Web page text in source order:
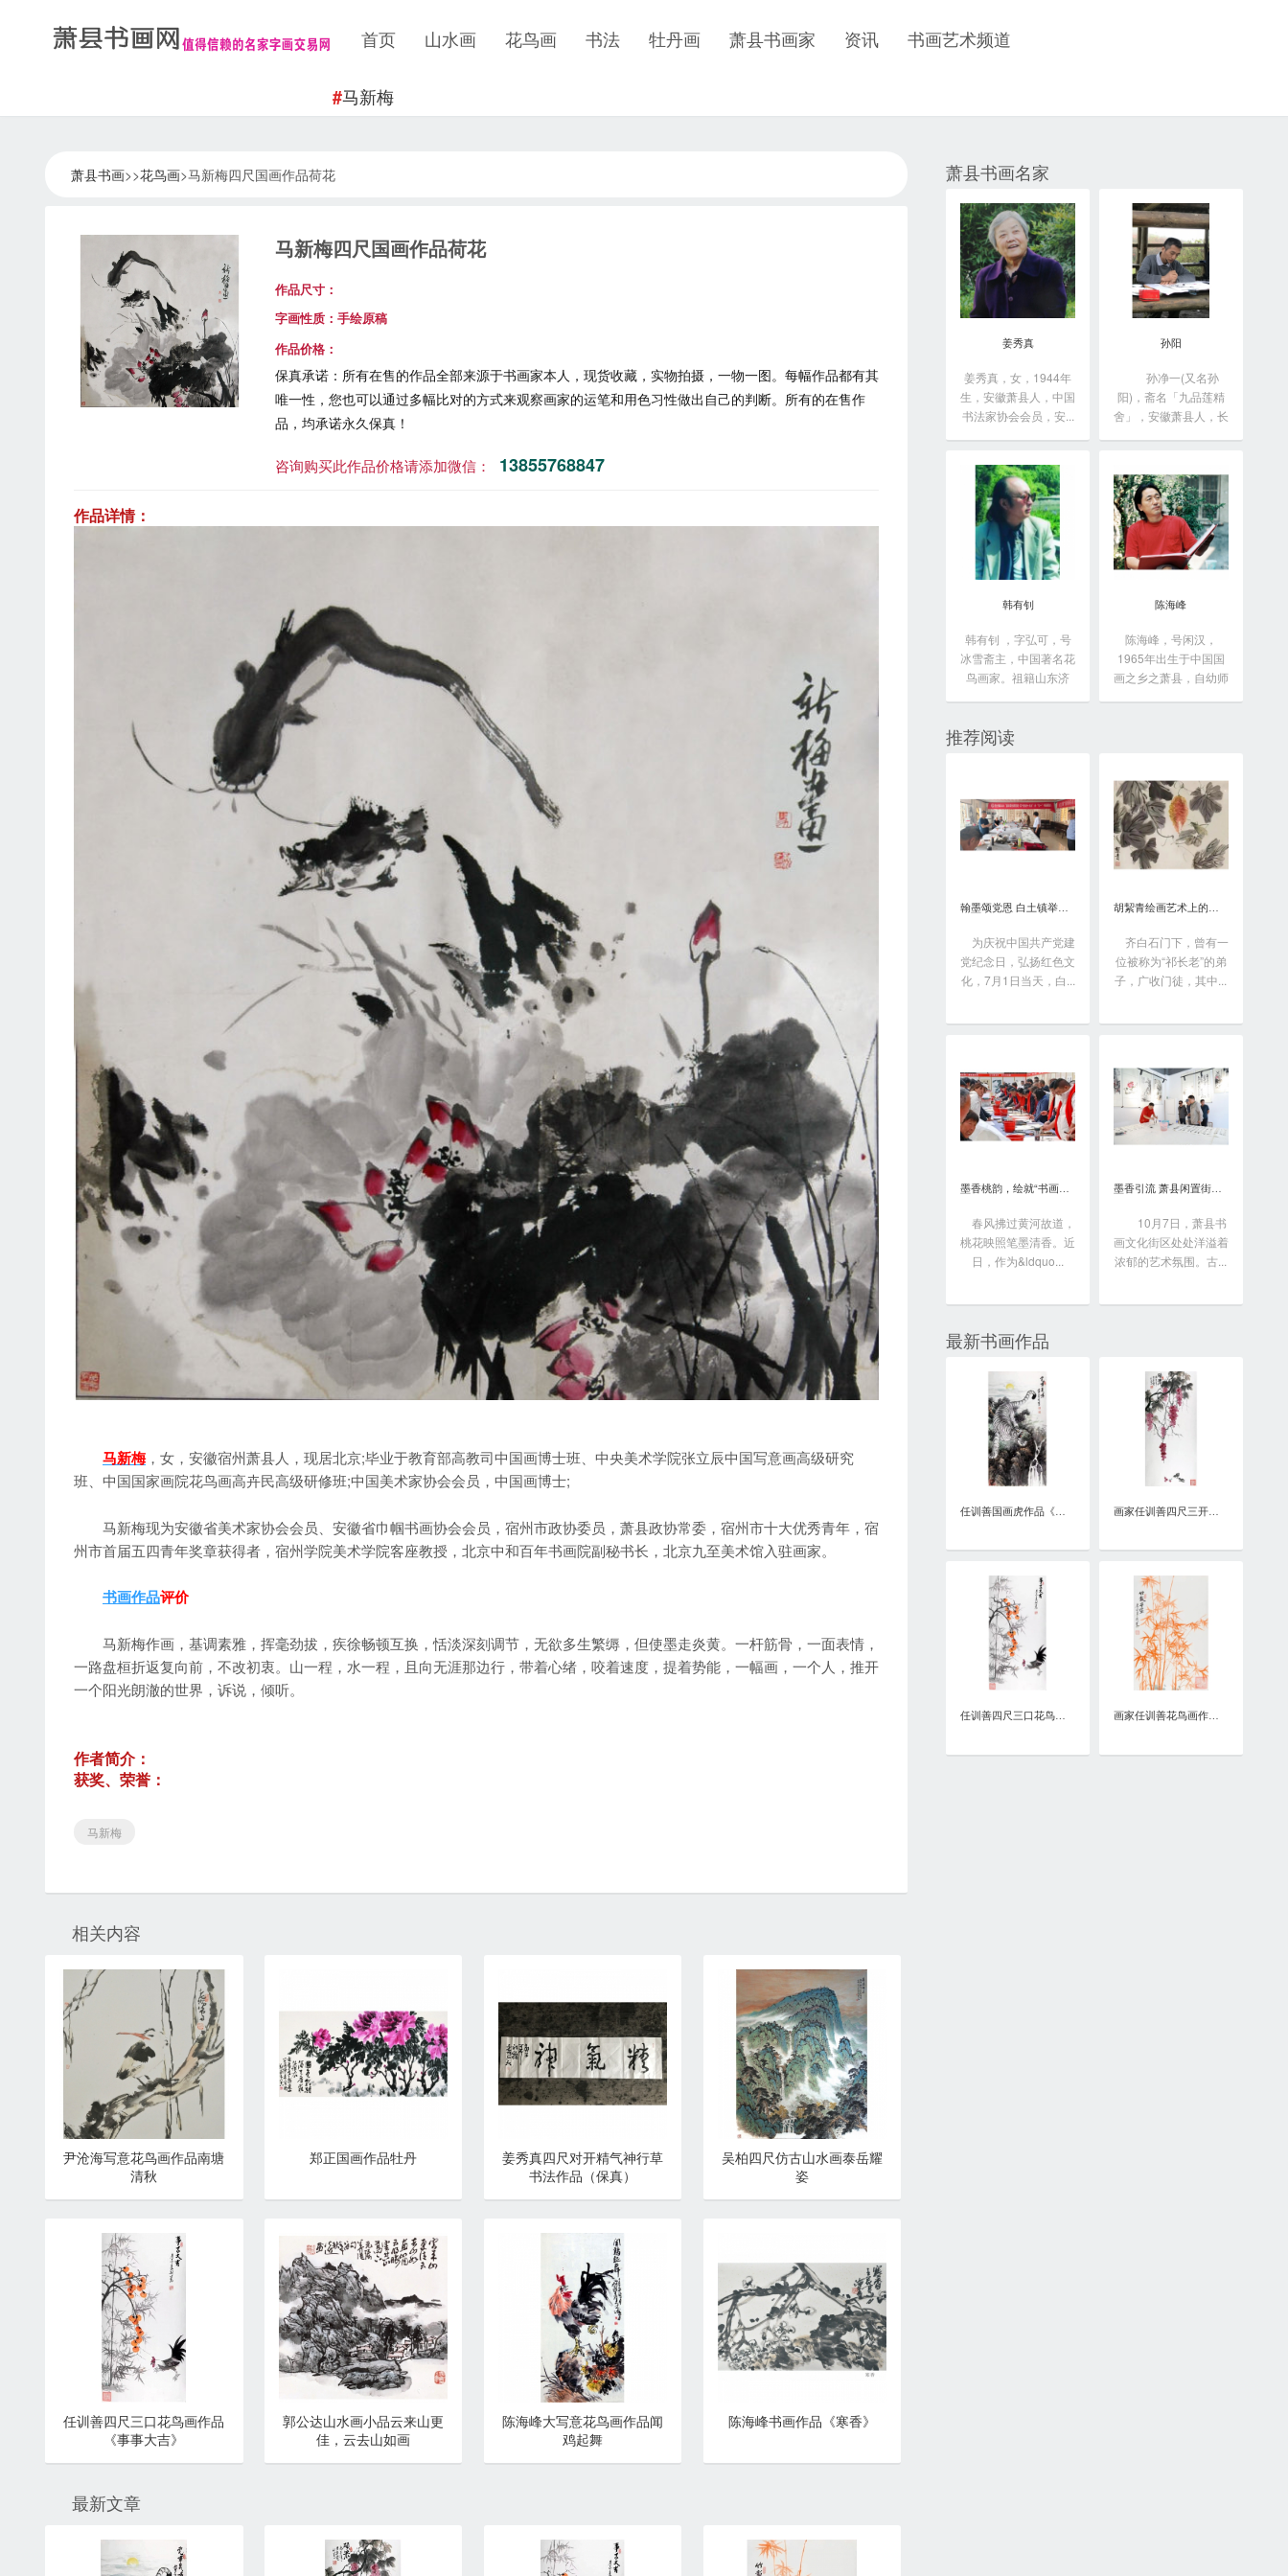
首页 山水画 花鸟画 书法 牡丹画 萧县书画家 资讯 书画艺术频道
#马新梅
萧县书画>>花鸟画>马新梅四尺国画作品荷花
马新梅四尺国画作品荷花
作品尺寸：
字画性质：手绘原稿
作品价格：
保真承诺： 所有在售的作品全部来源于书画家本人，现货收藏，实物拍摄，一物一图。每幅作品都有其
唯一性，您也可以通过多幅比对的方式来观察画家的运笔和用色习性做出自己的判断。所有的在售作
品，均承诺永久保真！
咨询购买此作品价格请添加微信： 13855768847
作品详情：
马新梅，女，安徽宿州萧县人，现居北京;毕业于教育部高教司中国画博士班、中央美术学院张立辰中国写意画高级研究
班、中国国家画院花鸟画高卉民高级研修班;中国美术家协会会员，中国画博士;
马新梅现为安徽省美术家协会会员、安徽省巾帼书画协会会员，宿州市政协委员，萧县政协常委，宿州市十大优秀青年，宿
州市首届五四青年奖章获得者，宿州学院美术学院客座教授，北京中和百年书画院副秘书长，北京九至美术馆入驻画家。
书画作品评价
马新梅作画，基调素雅，挥毫劲拔，疾徐畅顿互换，恬淡深刻调节，无欲多生繁缛，但使墨走炎黄。一杆筋骨，一面表情，
一路盘桓折返复向前，不改初衷。山一程，水一程，且向无涯那边行，带着心绪，咬着速度，提着势能，一幅画，一个人，推开
一个阳光朗澈的世界，诉说，倾听。
作者简介：
获奖、荣誉：
马新梅
相关内容
尹沧海写意花鸟画作品南塘
清秋
郑正国画作品牡丹
姜秀真四尺对开精气神行草
书法作品（保真）
吴柏四尺仿古山水画泰岳耀
姿
任训善四尺三口花鸟画作品
《事事大吉》
郭公达山水画小品云来山更
佳，云去山如画
陈海峰大写意花鸟画作品闻
鸡起舞
陈海峰书画作品《寒香》
最新文章
萧县书画名家
姜秀真
姜秀真，女，1944年
生，安徽萧县人，中国
书法家协会会员，安...
孙阳
孙净一(又名孙
阳)，斋名「九品莲精
舍」，安徽萧县人，长
韩有钊
韩有钊 ，字弘可，号
冰雪斋主，中国著名花
鸟画家。祖籍山东济
陈海峰
陈海峰，号闲汉，
1965年出生于中国国
画之乡之萧县，自幼师
推荐阅读
翰墨颂党恩 白土镇举办书画笔会庆“七一”
为庆祝中国共产党建
党纪念日，弘扬红色文
化，7月1日当天，白...
胡絜青绘画艺术上的精深造诣从何而来?
齐白石门下，曾有一
位被称为“祁长老”的弟
子，广收门徒，其中...
墨香桃韵，绘就“书画之乡”新画卷
春风拂过黄河故道，
桃花映照笔墨清香。近
日，作为&ldquo...
墨香引流 萧县闲置街区变身书画艺术聚落
10月7日，萧县书
画文化街区处处洋溢着
浓郁的艺术氛围。古...
最新书画作品
画家任训善四尺三开花鸟画作品《硕果》
画家任训善花鸟画作品《竹报平安》